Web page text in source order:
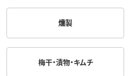
燻製
梅干・漬物・キムチ